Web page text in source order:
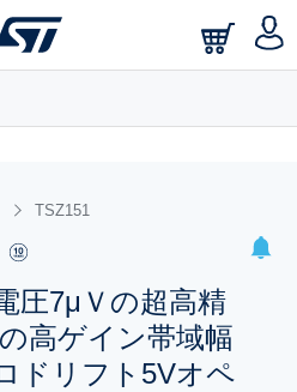
saved searches.
TSZ151
圧7μＶの超高精
高ゲイン帯域幅
ドリフト5Vオペ